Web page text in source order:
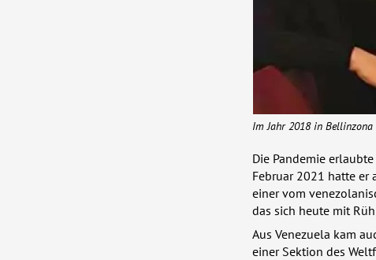
Im Jahr 2018 in
Die Pandemie
Februar 2021 hatte er
einer vom
das sich heute mit
Aus Venezuela kam
einer Sektion des